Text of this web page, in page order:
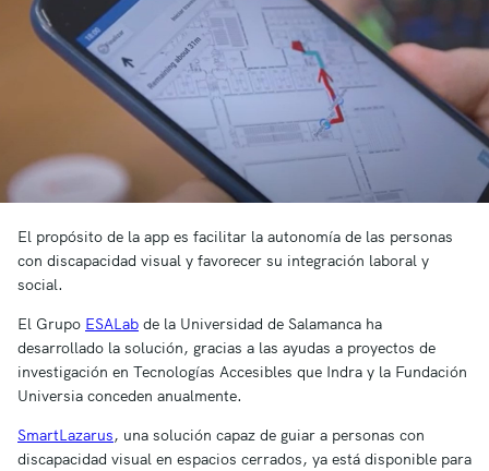
El propósito de la app es facilitar la autonomía de las personas
con discapacidad visual y favorecer su integración laboral y
social.
El Grupo ESALab de la Universidad de Salamanca ha
desarrollado la solución, gracias a las ayudas a proyectos de
investigación en Tecnologías Accesibles que Indra y la Fundación
Universia conceden anualmente.
SmartLazarus, una solución capaz de guiar a personas con
discapacidad visual en espacios cerrados, ya está disponible para